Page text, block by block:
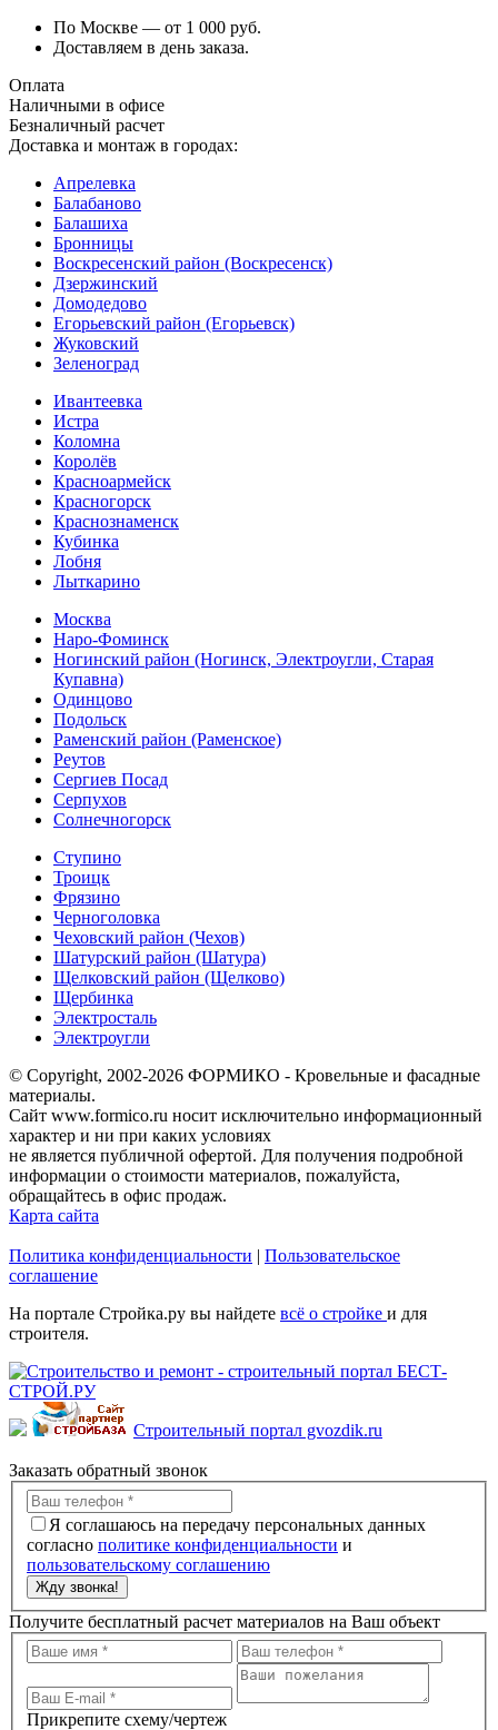
По Москве — от 1 000 руб.
Доставляем в день заказа.
Оплата
Наличными в офисе
Безналичный расчет
Доставка и монтаж в городах:
Апрелевка
Балабаново
Балашиха
Бронницы
Воскресенский район (Воскресенск)
Дзержинский
Домодедово
Егорьевский район (Егорьевск)
Жуковский
Зеленоград
Ивантеевка
Истра
Коломна
Королёв
Красноармейск
Красногорск
Краснознаменск
Кубинка
Лобня
Лыткарино
Москва
Наро-Фоминск
Ногинский район (Ногинск, Электроугли, Старая
Купавна)
Одинцово
Подольск
Раменский район (Раменское)
Реутов
Сергиев Посад
Серпухов
Солнечногорск
Ступино
Троицк
Фрязино
Черноголовка
Чеховский район (Чехов)
Шатурский район (Шатура)
Щелковский район (Щелково)
Щербинка
Электросталь
Электроугли
© Copyright, 2002-2026 ФОРМИКО - Кровельные и фасадные
материалы.
Сайт www.formico.ru носит исключительно информационный
характер и ни при каких условиях
не является публичной офертой. Для получения подробной
информации о стоимости материалов, пожалуйста,
обращайтесь в офис продаж.
Карта сайта
Политика конфиденциальности | Пользовательское
соглашение
На портале Стройка.ру вы найдете всё о стройке и для
строителя.
Строительный портал gvozdik.ru
Заказать обратный звонок
Я соглашаюсь на передачу персональных данных
согласно политике конфиденциальности и
пользовательскому соглашению
Жду звонка!
Получите бесплатный расчет материалов на Ваш объект
Прикрепите схему/чертеж